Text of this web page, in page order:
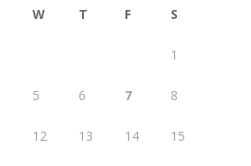
W T F S
1
5 6 7 8
12 13 14 15